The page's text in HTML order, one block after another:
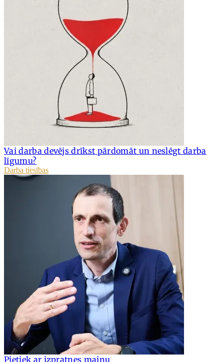
Vai darba devējs drīkst pārdomāt un neslēgt darba
līgumu?
Darba tiesības
Pietiek ar izpratnes maiņu